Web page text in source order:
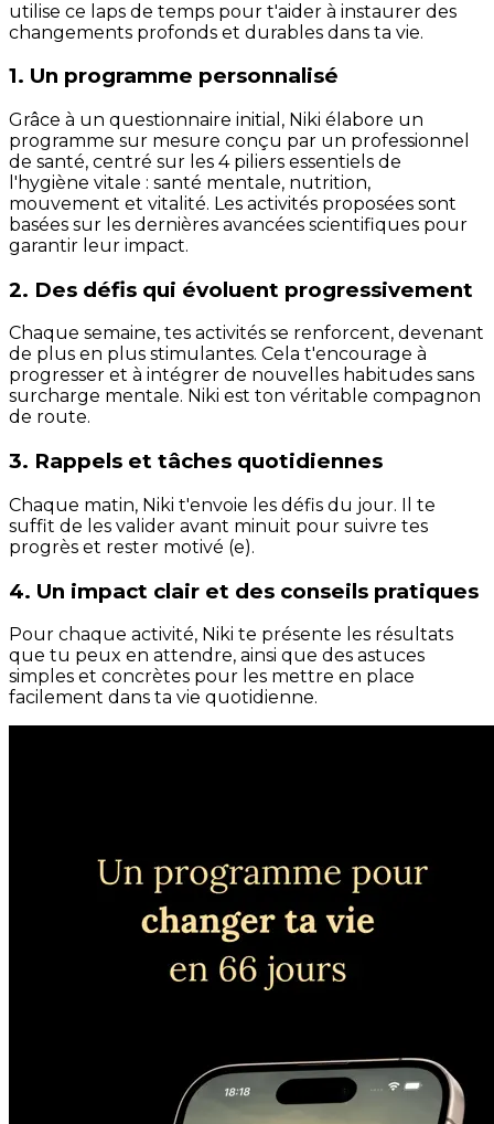
utilise ce laps de temps pour t'aider à instaurer des
changements profonds et durables dans ta vie.
1. Un programme personnalisé
Grâce à un questionnaire initial, Niki élabore un
programme sur mesure conçu par un professionnel
de santé, centré sur les 4 piliers essentiels de
l'hygiène vitale : santé mentale, nutrition,
mouvement et vitalité. Les activités proposées sont
basées sur les dernières avancées scientifiques pour
garantir leur impact.
2. Des défis qui évoluent progressivement
Chaque semaine, tes activités se renforcent, devenant
de plus en plus stimulantes. Cela t'encourage à
progresser et à intégrer de nouvelles habitudes sans
surcharge mentale. Niki est ton véritable compagnon
de route.
3. Rappels et tâches quotidiennes
Chaque matin, Niki t'envoie les défis du jour. Il te
suffit de les valider avant minuit pour suivre tes
progrès et rester motivé (e).
4. Un impact clair et des conseils pratiques
Pour chaque activité, Niki te présente les résultats
que tu peux en attendre, ainsi que des astuces
simples et concrètes pour les mettre en place
facilement dans ta vie quotidienne.